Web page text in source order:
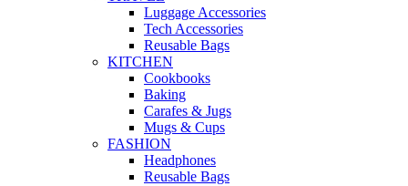
Luggage Accessories
Tech Accessories
Reusable Bags
KITCHEN
Cookbooks
Baking
Carafes & Jugs
Mugs & Cups
FASHION
Headphones
Reusable Bags